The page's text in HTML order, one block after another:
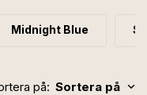
Midnight Blue
på: Sortera på